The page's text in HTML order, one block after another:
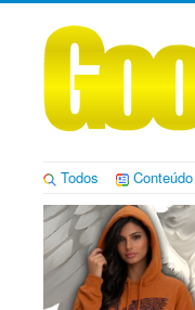
Todos Conteúdo